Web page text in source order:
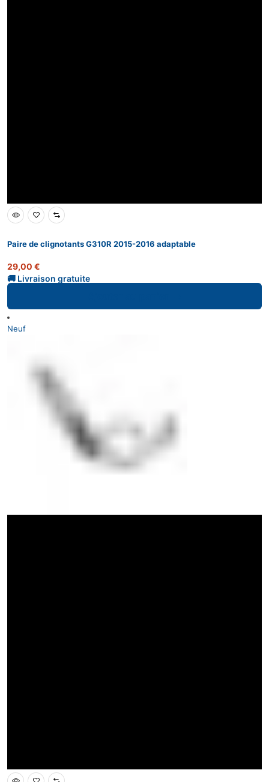
Paire de clignotants G310R 2015-2016 adaptable
29,00 €
Neuf